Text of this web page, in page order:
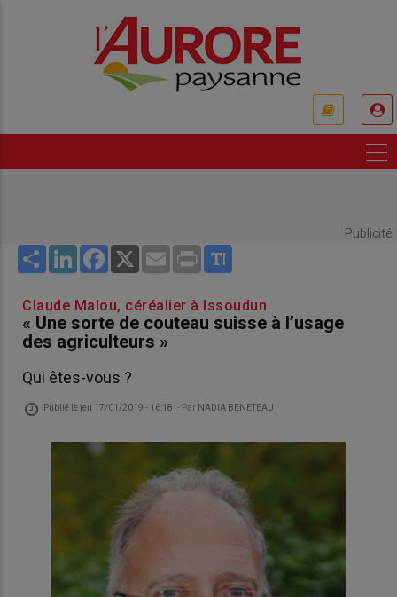
Publicité
Share LinkedInFacebook
X Email Print
Claude Malou, céréalier à Issoudun
« Une sorte de couteau suisse à l’usage
des agriculteurs »
Qui êtes-vous ?
Publié le jeu 17/01/2019 - 16:18 - Par NADIA BENETEAU